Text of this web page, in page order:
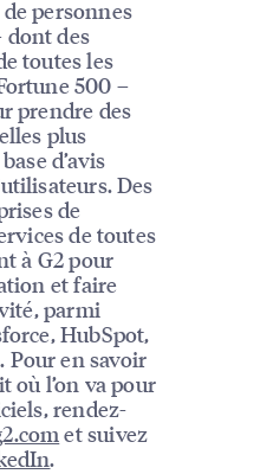
personnes
dont des
toutes les
500 –
prendre des
plus
d’avis
Des
de
de toutes
à G2 pour
et faire
parmi
HubSpot,
Pour en savoir
où l’on va pour
rendez-
et suivez
.